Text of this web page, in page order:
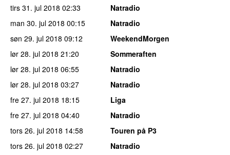
tirs 31. jul 2018 02:33
Natradio
man 30. jul 2018 00:15
Natradio
søn 29. jul 2018 09:12
WeekendMorgen
lør 28. jul 2018 21:20
Sommeraften
lør 28. jul 2018 06:55
Natradio
lør 28. jul 2018 03:27
Natradio
fre 27. jul 2018 18:15
Liga
fre 27. jul 2018 04:40
Natradio
tors 26. jul 2018 14:58
Touren på P3
tors 26. jul 2018 02:27
Natradio